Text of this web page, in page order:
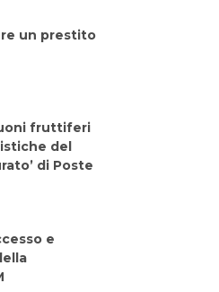
un prestito
fruttiferi
del
di Poste
e